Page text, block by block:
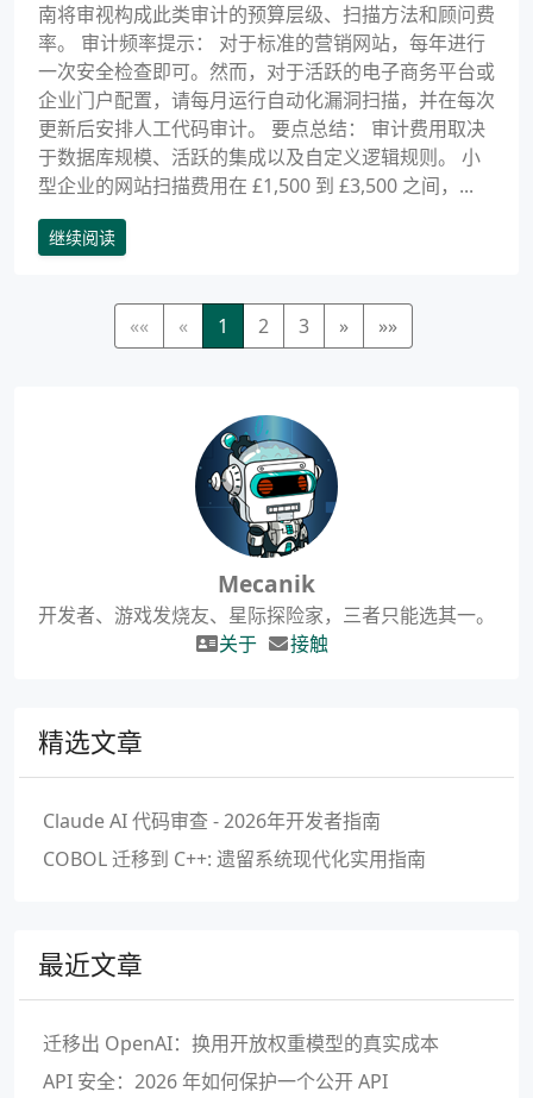
南将审视构成此类审计的预算层级、扫描方法和顾问费
率。 审计频率提示： 对于标准的营销网站，每年进行
一次安全检查即可。然而，对于活跃的电子商务平台或
企业门户配置，请每月运行自动化漏洞扫描，并在每次
更新后安排人工代码审计。 要点总结： 审计费用取决
于数据库规模、活跃的集成以及自定义逻辑规则。 小
型企业的网站扫描费用在 £1,500 到 £3,500 之间，...
继续阅读
«« « 1 2 3 » »»
Mecanik
开发者、游戏发烧友、星际探险家，三者只能选其一。
关于
接触
精选文章
Claude AI 代码审查 - 2026年开发者指南
COBOL 迁移到 C++: 遗留系统现代化实用指南
最近文章
迁移出 OpenAI：换用开放权重模型的真实成本
API 安全：2026 年如何保护一个公开 API